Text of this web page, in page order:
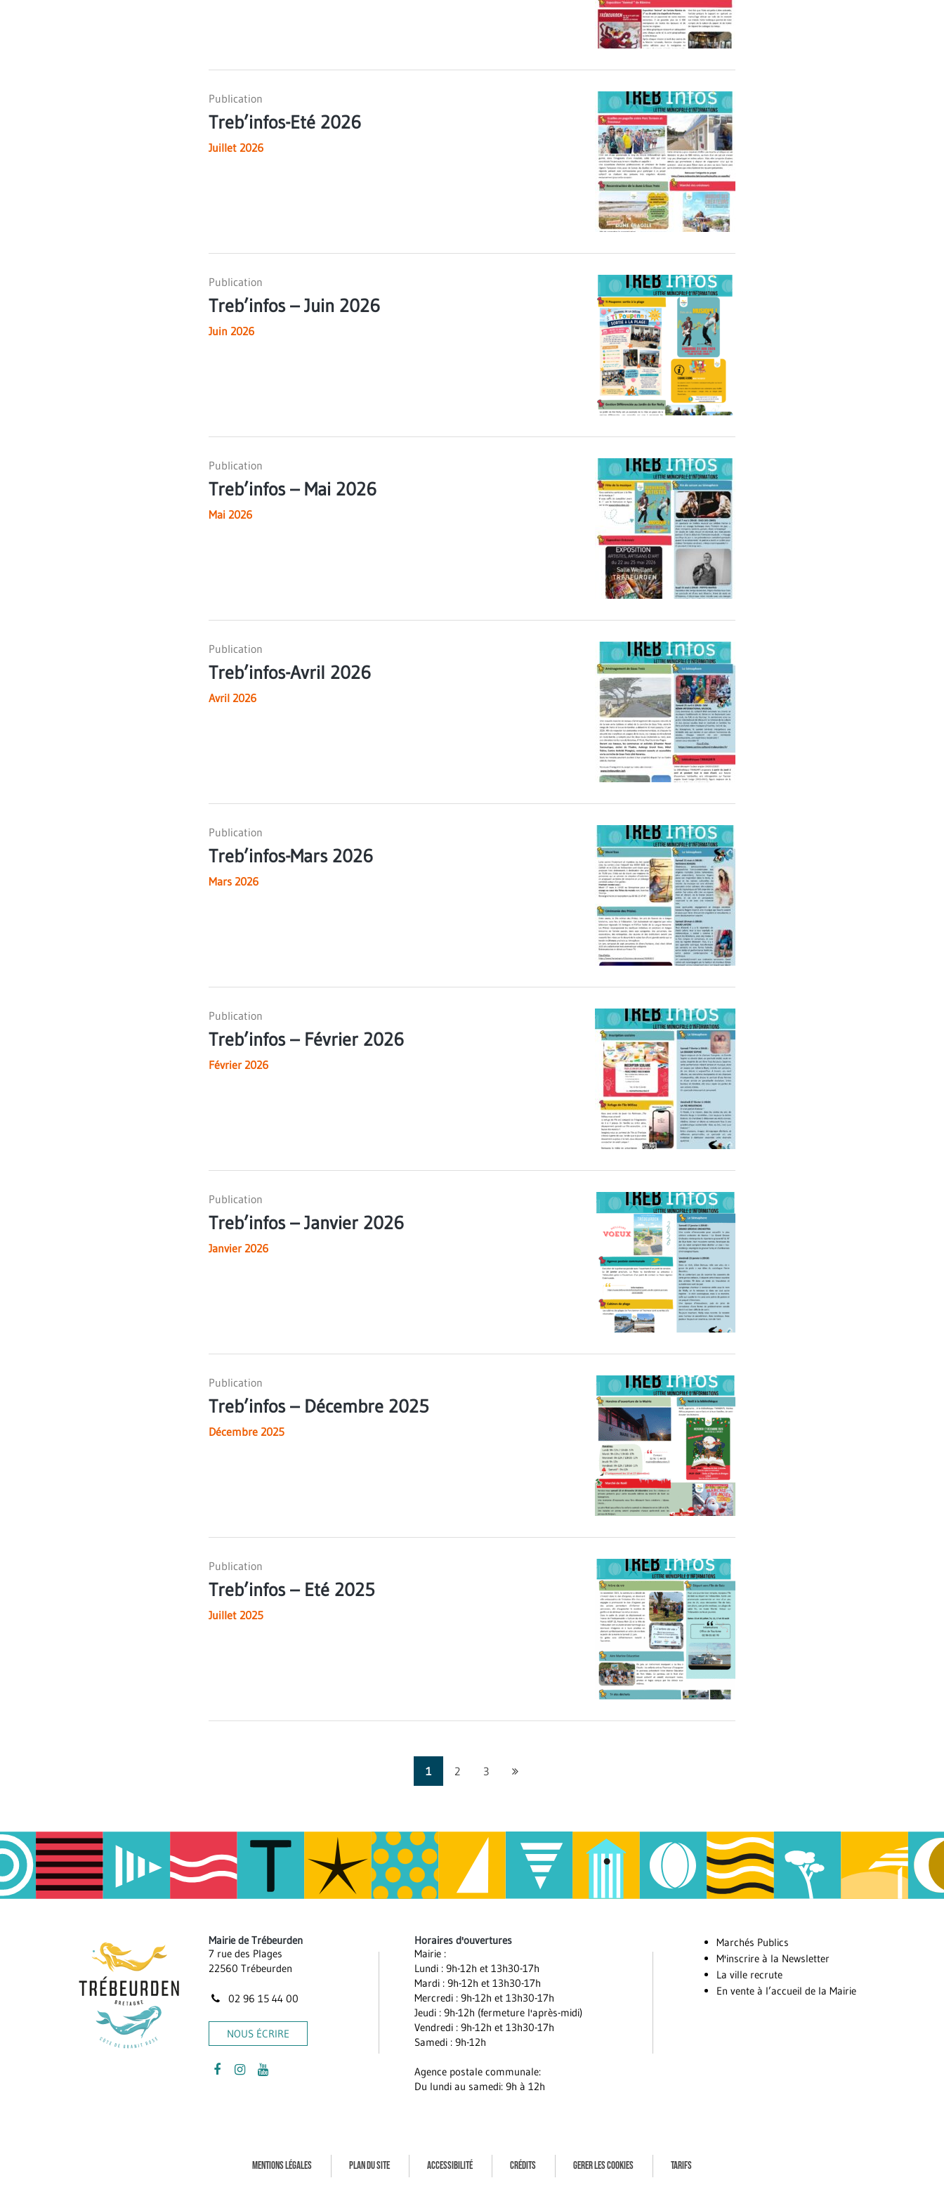
Publication
Treb’infos-Eté 2026
Juillet 2026
Publication
Treb’infos – Juin 2026
Juin 2026
Publication
Treb’infos – Mai 2026
Mai 2026
Publication
Treb’infos-Avril 2026
Avril 2026
Publication
Treb’infos-Mars 2026
Mars 2026
Publication
Treb’infos – Février 2026
Février 2026
Publication
Treb’infos – Janvier 2026
Janvier 2026
Publication
Treb’infos – Décembre 2025
Décembre 2025
Publication
Treb’infos – Eté 2025
Juillet 2025
1 2 3
Page
Mairie de Trébeurden
7 rue des Plages
22560 Trébeurden
02 96 15 44 00
NOUS ÉCRIRE
LienLienLien
Horaires d'ouvertures
Mairie :
Lundi : 9h-12h et 13h30-17h
Mardi : 9h-12h et 13h30-17h
Mercredi : 9h-12h et 13h30-17h
Jeudi : 9h-12h (fermeture l'après-midi)
Vendredi : 9h-12h et 13h30-17h
Samedi : 9h-12h
Agence postale communale:
Du lundi au samedi: 9h à 12h
Marchés Publics
M'inscrire à la Newsletter
La ville recrute
En vente à l’accueil de la Mairie
MENTIONS LÉGALES PLAN DU SITE ACCESSIBILITÉ CRÉDITS GERER LES COOKIES TARIFS